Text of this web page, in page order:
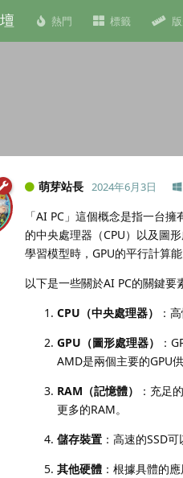
熱門 標籤
萌芽站長 2024年6月3日
「AI PC」這個概念是指一台
的中央處理器（CPU）以及圖
學習模型時，GPU的平行計算
以下是一些關於AI PC的關鍵要
CPU（中央處理器）
：
GPU（圖形處理器）
：
AMD是兩個主要的GPU
RAM（記憶體）
：充足
更多的RAM。
儲存裝置 ：高速的SSD
其他硬體 ：根據具體的